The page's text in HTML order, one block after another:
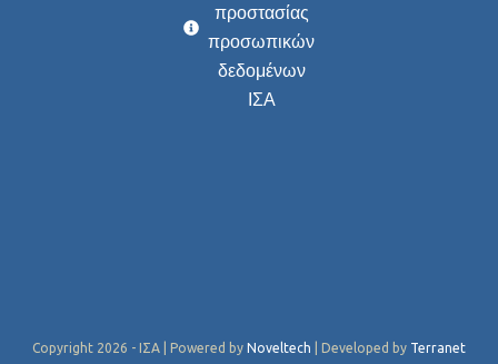
προστασίας
προσωπικών
δεδομένων
ΙΣΑ
Copyright 2026 - ΙΣΑ | Powered by Noveltech | Developed by Terranet